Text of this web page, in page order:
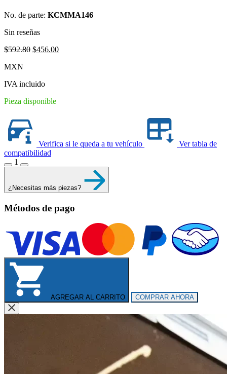
No. de parte: KCMMA146
Sin reseñas
$592.80 Original
$456.00Current
MXN
IVA incluido
Pieza disponible
Verifica si le queda a tu vehículo
Ver tabla de
compatibilidad
1
¿Necesitas más piezas?
Métodos de pago
AGREGAR AL CARRITO COMPRAR AHORA